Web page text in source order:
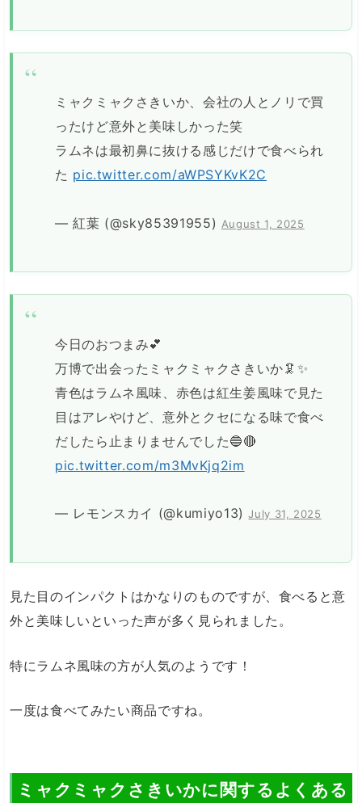
ミャクミャクさきいか、会社の人とノリで買
ったけど意外と美味しかった笑
ラムネは最初鼻に抜ける感じだけで食べられ
た pic.twitter.com/aWPSYKvK2C
— 紅葉 (@sky85391955) August 1, 2025
今日のおつまみ💕
万博で出会ったミャクミャクさきいか🦑✨
青色はラムネ風味、赤色は紅生姜風味で見た
目はアレやけど、意外とクセになる味で食べ
だしたら止まりませんでした🔵🔴
pic.twitter.com/m3MvKjq2im
— レモンスカイ (@kumiyo13)July 31, 2025
見た目のインパクトはかなりのものですが、食べると意
外と美味しいといった声が多く見られました。
特にラムネ風味の方が人気のようです！
一度は食べてみたい商品ですね。
ミャクミャクさきいかに関するよくある